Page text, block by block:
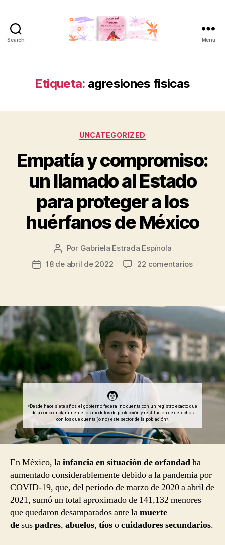
Search Menú
Etiqueta: agresiones fisicas
Categorías
UNCATEGORIZED
Empatía y compromiso:
un llamado al Estado
para proteger a los
huérfanos de México
Autor
de
Por Gabriela Estrada Espínola
Fecha18 de abril de 2022 22 comentariosen
un
llamado
al
Estado
para
proteger
a
los
de
«Desde hace siete años, el gobierno federal no cuenta con un registro exacto que
dé a conocer claramente los modelos de protección y restitución de derechos
con los que cuenta (o no) este sector de la población».
En México, lainfancia en situación de orfandadha
aumentado considerablemente debido a la pandemia por
COVID-19, que, del periodo de marzo de 2020 a abril de
2021, sumó un total aproximado de 141,132 menores
que quedaron desamparados ante lamuerte
desuspadres, abuelos, tíosocuidadores secundarios.